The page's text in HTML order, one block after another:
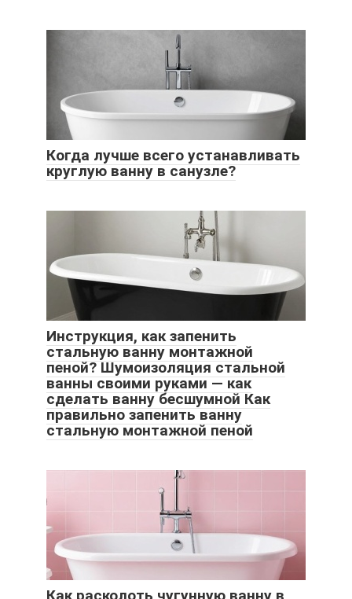
Когда лучше всего устанавливать
круглую ванну в санузле?
Инструкция, как запенить
стальную ванну монтажной
пеной? Шумоизоляция стальной
ванны своими руками — как
сделать ванну бесшумной Как
правильно запенить ванну
стальную монтажной пеной
Как расколоть чугунную ванну в